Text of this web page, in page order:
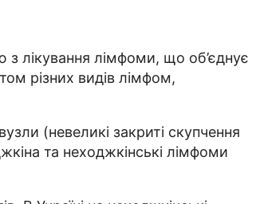
з лікування лімфоми, що об’єднує
різних видів лімфом,
(невеликі закриті скупчення
та неходжкінські лімфоми